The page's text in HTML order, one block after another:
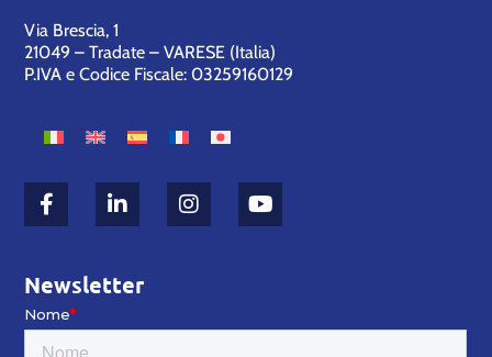
Via Brescia, 1
21049 – Tradate – VARESE (Italia)
P.IVA e Codice Fiscale: 03259160129
Newsletter